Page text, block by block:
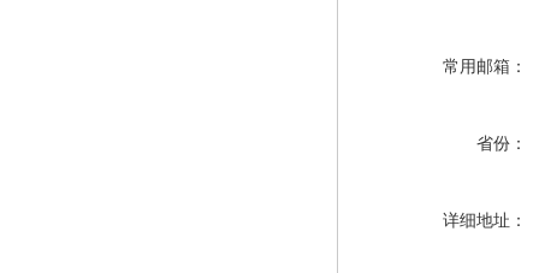
常用邮箱：
省份：
详细地址：